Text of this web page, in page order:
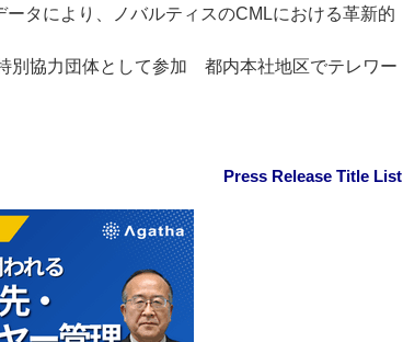
タにより、ノバルティスのCMLにおける革新的
別協力団体として参加 都内本社地区でテレワー
Press Release Title List